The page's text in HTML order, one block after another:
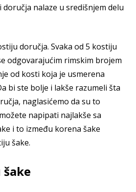
nalaze u središnjem delu
doručja. Svaka od 5 kostiju
odgovarajućim rimskim brojem
od kosti koja je usmerena
bi ste bolje i lakše razumeli šta
naglasićemo da su to
napipati najlakše sa
i to između korena šake
šake.